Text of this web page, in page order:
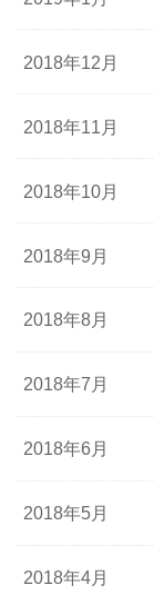
2018年12月
2018年11月
2018年10月
2018年9月
2018年8月
2018年7月
2018年6月
2018年5月
2018年4月